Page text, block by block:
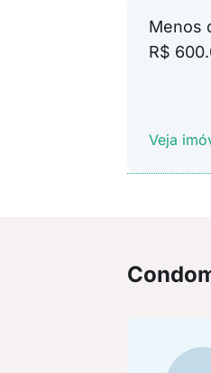
Menos
R$
Veja